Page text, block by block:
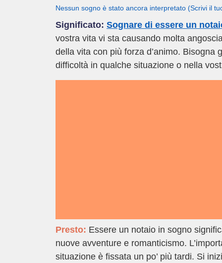
Nessun sogno è stato ancora interpretato (Scrivi il
Significato: Sognare di essere un
vostra vita vi sta causando molta
della vita con più forza d’animo.
difficoltà in qualche situazione o nella
Presto: Essere un notaio in sogno
nuove avventure e romanticismo.
situazione è fissata un po’ più tardi. Si